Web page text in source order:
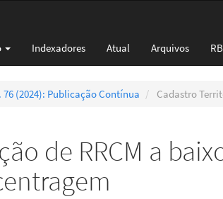
Indexadores Atual Arquivos
76 (2024): Publicação Contínua Cadastro
de RRCM a